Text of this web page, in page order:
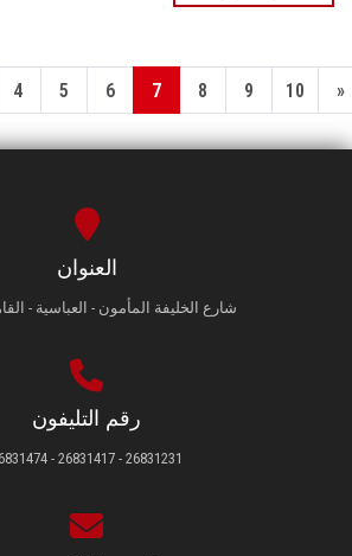
4 5 6 7 8 9 10 »
العنوان
شارع الخليفة المأمون - العباسية -
رقم التليفون
26831231 - 26831417 - 26831474